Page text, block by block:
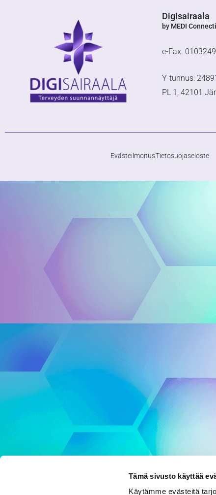
Tämä sivusto käyttää
Käytämme evästeitä
Digisairaala
by MEDI
e-Fax.
Y-tunnus:
PL 1, 42101
EvästeilmoitusTietosuojaseloste